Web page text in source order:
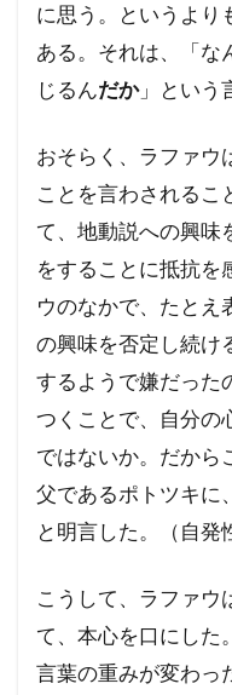
に思う。というより
ある。それは、「な
じるんだか」という
おそらく、ラファウ
ことを言わされるこ
て、地動説への興味
をすることに抵抗を
ウのなかで、たとえ
の興味を否定し続け
するようで嫌だった
つくことで、自分の
ではないか。だから
父であるポトツキに
と明言した。（自発
こうして、ラファウ
て、本心を口にした
言葉の重みが変わっ